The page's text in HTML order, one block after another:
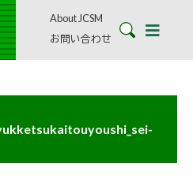
About JCSM
お問い合わせ